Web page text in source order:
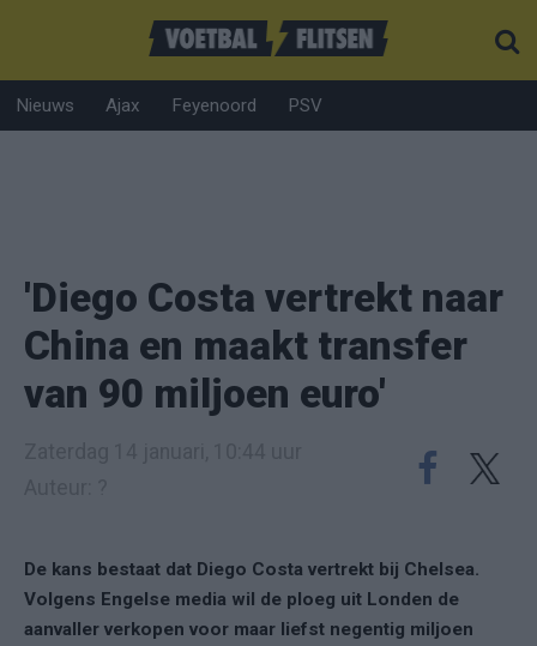
Nieuws Ajax Feyenoord PSV
'Diego Costa vertrekt naar
China en maakt transfer
van 90 miljoen euro'
De kans bestaat dat Diego Costa vertrekt bij Chelsea.
Volgens Engelse media wil de ploeg uit Londen de
aanvaller verkopen voor maar liefst negentig miljoen